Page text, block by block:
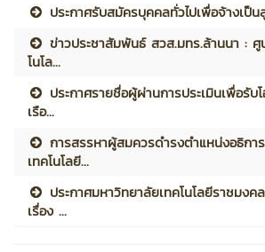
ประกาศรับสมัครบุคคลทั่วไปเพื่อจ้างเป็
ข่าวประชาสัมพันธ์ สวส.มทร.ล้านนา : ศู
โนโล...
ประกาศรายชื่อผู้ผ่านการประเมินเพื่อรับ
เรือ...
การสรรหาผู้สมควรดำรงตำแหน่งอธิก
เทคโนโลยี...
ประกาศมหาวิทยาลัยเทคโนโลยีราชมง
เรื่อง ...